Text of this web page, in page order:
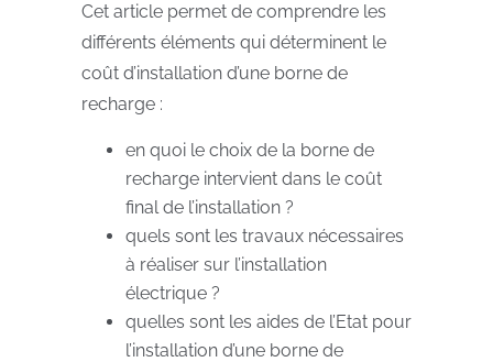
Cet article permet de comprendre les
différents éléments qui déterminent le
coût d’installation d’une borne de
recharge :
en quoi le choix de la borne de
recharge intervient dans le coût
final de l’installation ?
quels sont les travaux nécessaires
à réaliser sur l’installation
électrique ?
quelles sont les aides de l’Etat pour
l’installation d’une borne de